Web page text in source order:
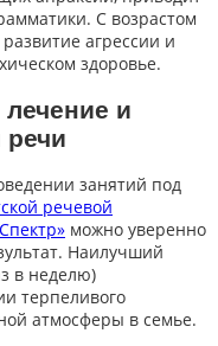
С возрастом
агрессии и
здоровье.
и
речи
занятий под
речевой
можно уверенно
Наилучший
в неделю)
терпеливого
атмосферы в семье.